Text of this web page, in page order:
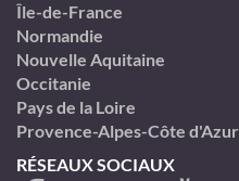
Île-de-France
Normandie
Nouvelle Aquitaine
Occitanie
Pays de la Loire
Provence-Alpes-Côte d'Azur
RÉSEAUX SOCIAUX